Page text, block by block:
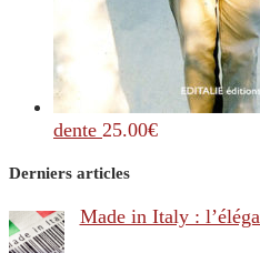
dente 25.00€
Derniers articles
Made in Italy :